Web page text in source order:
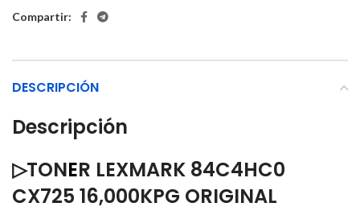
Compartir:
DESCRIPCIÓN
Descripción
▷TONER LEXMARK 84C4HC0
CX725 16,000KPG ORIGINAL